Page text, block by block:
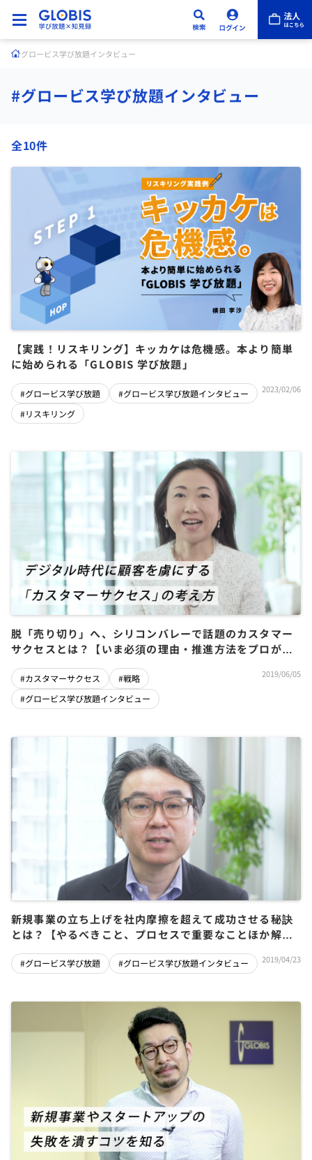
グロービス学び放題インタビュー
#グロービス学び放題インタビュー
全10件
【実践！リスキリング】キッカケは危機感。本より簡単
に始められる「GLOBIS 学び放題」
#グロービス学び放題
#グロービス学び放題インタビュー
#リスキリング
2023/02/06
脱「売り切り」へ、シリコンバレーで話題のカスタマー
サクセスとは？【いま必須の理由・推進方法をプロが解
説】
#カスタマーサクセス
#戦略
#グロービス学び放題インタビュー
2019/06/05
新規事業の立ち上げを社内摩擦を超えて成功させる秘訣
とは？【やるべきこと、プロセスで重要なことほか解
#グロービス学び放題 #グロービス学び放題インタビュー 2019/04/23